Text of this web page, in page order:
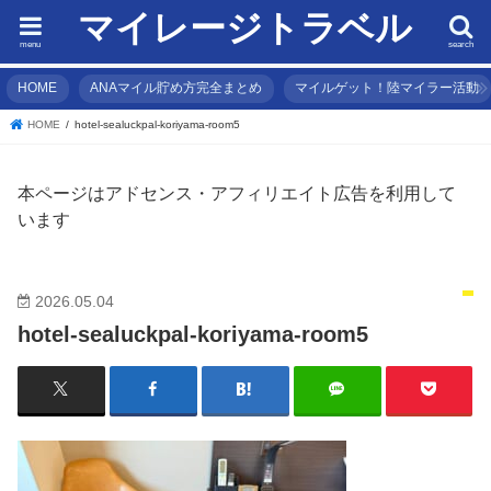
マイレージトラベル search
menu
HOME ANAマイル貯め方完全まとめ マイルゲット！陸マイラー活動
HOME hotel-sealuckpal-koriyama-room5
本ページはアドセンス・アフィリエイト広告を利用して
います
2026.05.04
hotel-sealuckpal-koriyama-room5